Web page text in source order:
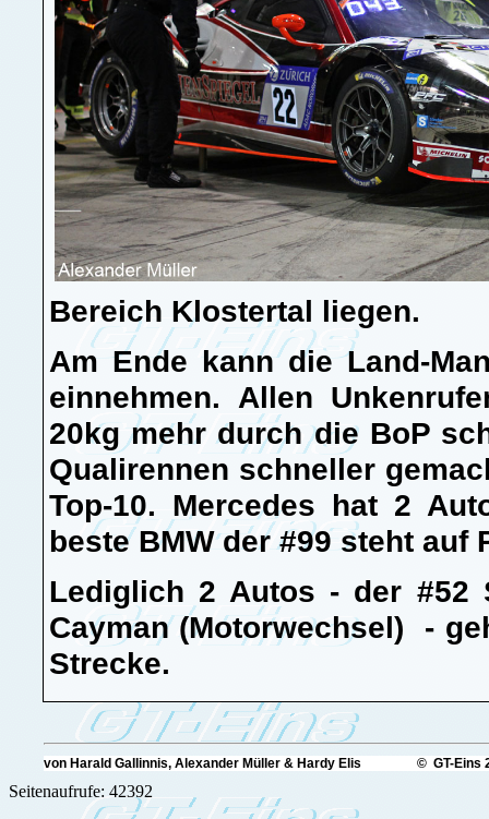
Bereich Klostertal liegen.
Am Ende kann die Land-
einnehmen. Allen
20kg mehr durch die BoP
Qualirennen schneller
Top-10. Mercedes hat 2
beste BMW der #99 steht
Lediglich 2 Autos - der #52
Cayman (Motorwechsel) -
Strecke.
von Harald Gallinnis, Alexander Müller & Hardy Elis © GT-Eins
Seitenaufrufe: 42392